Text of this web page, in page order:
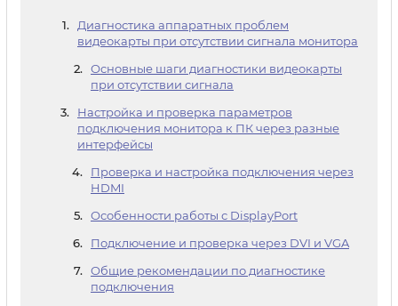
Диагностика аппаратных проблем
видеокарты при отсутствии сигнала монитора
Основные шаги диагностики видеокарты
при отсутствии сигнала
Настройка и проверка параметров
подключения монитора к ПК через разные
интерфейсы
Проверка и настройка подключения через
HDMI
Особенности работы с DisplayPort
Подключение и проверка через DVI и VGA
Общие рекомендации по диагностике
подключения